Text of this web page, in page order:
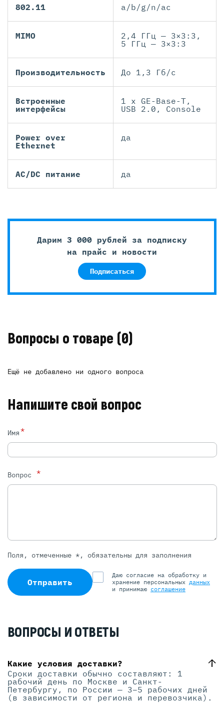
802.11 a/b/g/n/ac
MIMO
2,4 ГГц — 3×3:3,
5 ГГц — 3×3:3
Производительность До 1,3 Гб/с
Встроенные
интерфейсы
1 x GE-Base-T,
USB 2.0, Console
Power over
Ethernet
да
AC/DC питание да
Дарим 3 000 рублей за подписку
на прайс и новости
Подписаться
Вопросы о товаре (0)
Ещё не добавлено ни одного вопроса
Напишите свой вопрос
Имя*
Вопрос *
Поля, отмеченные *, обязательны для заполнения
Отправить
Даю согласие на обработку и
хранение персональных данных
и принимаю соглашение
ВОПРОСЫ И ОТВЕТЫ
Какие условия доставки?
Сроки доставки обычно составляют: 1
рабочий день по Москве и Санкт-
Петербургу, по России — 3–5 рабочих дней
(в зависимости от региона и перевозчика).